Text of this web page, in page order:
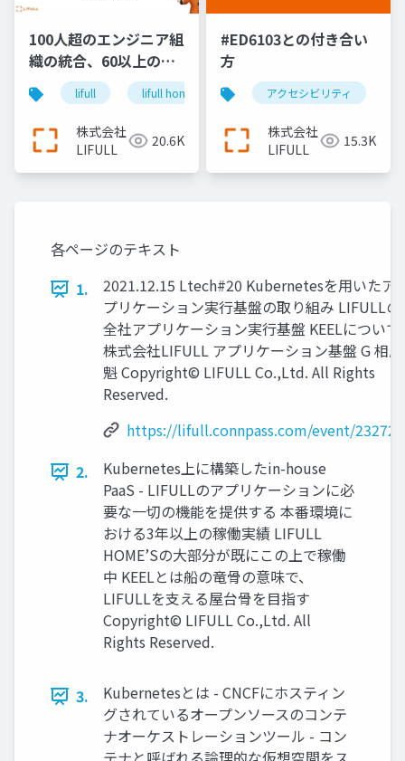
100人超のエンジニア組
織の統合、60以上のア
プリケーションの基盤
集約、日本最大級の不
動産・住宅情報サイト
『LIFULL HOME'S』を
支え続けるエンジニア
lifull lifull home's cto keel
株式会社
LIFULL
20.6K
#ED6103との付き合い
方
アクセシビリティ
株式会社
LIFULL
15.3K
各ページのテキスト
1.
2021.12.15 Ltech#20 Kubernetesを用いたア
プリケーション実行基盤の取り組み LIFULLの
全社アプリケーション実行基盤 KEELについて
株式会社LIFULL アプリケーション基盤 G 相原
魁 Copyright© LIFULL Co.,Ltd. All Rights
Reserved.
https://lifull.connpass.com/event/
2.
Kubernetes上に構築したin-house
PaaS - LIFULLのアプリケーションに必
要な一切の機能を提供する 本番環境に
おける3年以上の稼働実績 LIFULL
HOME’Sの大部分が既にこの上で稼働
中 KEELとは船の竜骨の意味で、
LIFULLを支える屋台骨を目指す
Copyright© LIFULL Co.,Ltd. All
Rights Reserved.
3.
Kubernetesとは - CNCFにホスティン
グされているオープンソースのコンテ
ナオーケストレーションツール - コン